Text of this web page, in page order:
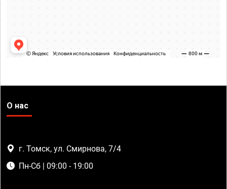
О нас
г. Томск, ул. Смирнова, 7/4
Пн-Сб | 09:00 - 19:00